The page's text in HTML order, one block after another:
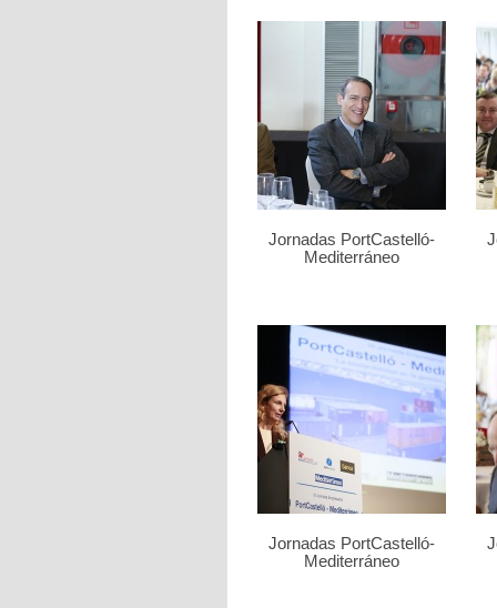
Jornadas PortCastelló-
Mediterráneo
Jornadas PortCastelló-
Mediterráneo